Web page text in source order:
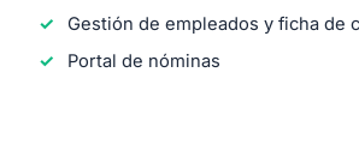
Gestión de empleados y ficha de
Portal de nóminas